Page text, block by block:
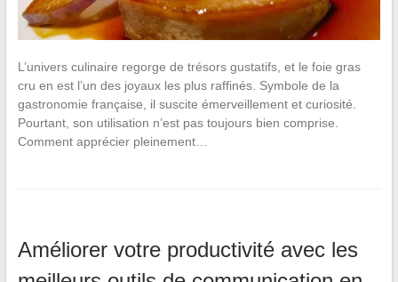
L’univers culinaire regorge de trésors gustatifs, et le foie gras
cru en est l’un des joyaux les plus raffinés. Symbole de la
gastronomie française, il suscite émerveillement et curiosité.
Pourtant, son utilisation n’est pas toujours bien comprise.
Comment apprécier pleinement…
Améliorer votre productivité avec les